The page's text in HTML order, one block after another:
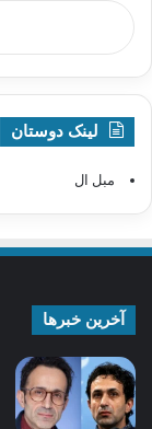
لینک دوستان
مبل ال
آخرین خبرها